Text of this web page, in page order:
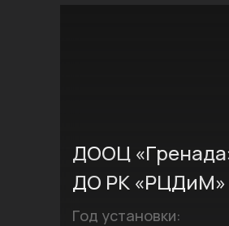
ДООЦ
ДО РК «РЦДиМ»
Год установки: